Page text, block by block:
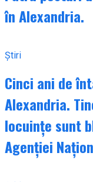
în Alexandria.
Știri
Cinci ani de
Alexandria.
locuințe sunt
Agenției